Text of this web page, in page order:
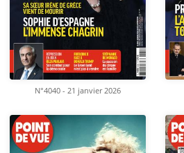
N°4040 - 21 janvier 2026